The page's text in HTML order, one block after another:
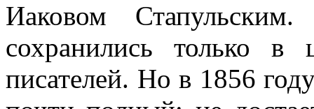
Иаковом Стапульским.
сохранились только в
писателей. Но в 1856